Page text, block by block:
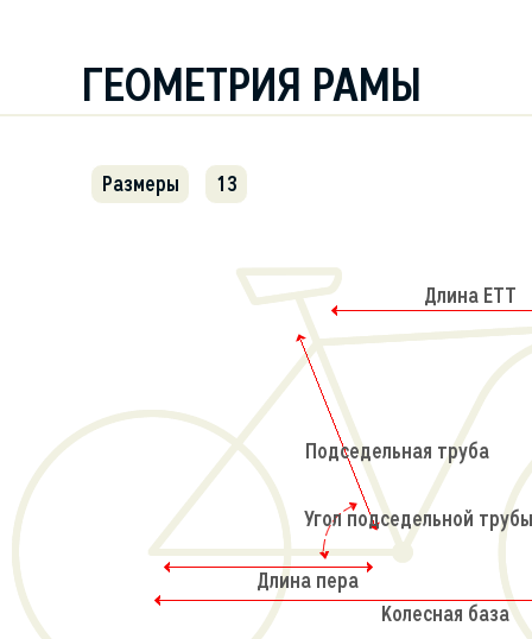
ГЕОМЕТРИЯ РАМЫ
Размеры 13
Колесная база
Длина пера
Угол подседельной
Длина ETT
Подседельная труба